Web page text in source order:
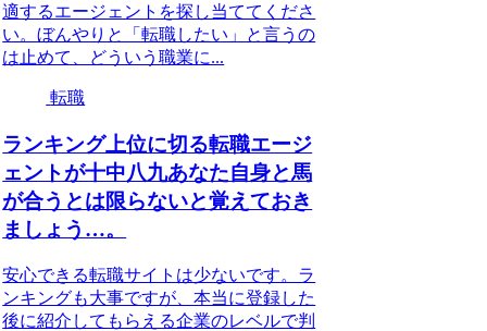
適するエージェントを探し当ててくださ
い。ぼんやりと「転職したい」と言うの
は止めて、どういう職業に...
転職
ランキング上位に切る転職エージ
ェントが十中八九あなた自身と馬
が合うとは限らないと覚えておき
ましょう…。
安心できる転職サイトは少ないです。ラ
ンキングも大事ですが、本当に登録した
後に紹介してもらえる企業のレベルで判